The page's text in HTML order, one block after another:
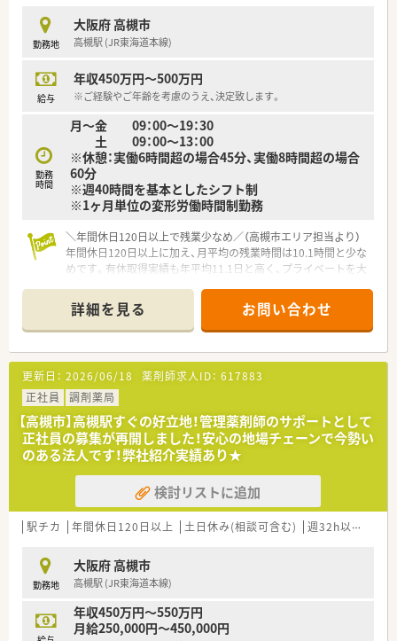
勤務地
大阪府 高槻市
高槻駅 (JR東海道本線)
給与
年収450万円～500万円
※ご経験やご年齢を考慮のうえ、決定致します。
勤務
時間
月～金 09：00～19：30
土 09：00～13：00
※休憩：実働6時間超の場合45分、実働8時間超の場合
60分
※週40時間を基本としたシフト制
※1ヶ月単位の変形労働時間制勤務
＼年間休日120日以上で残業少なめ／（高槻市エリア担当より）
年間休日120日以上に加え、月平均の残業時間は10.1時間と少な
めです。有休取得実績も年平均11.1日と高く、プライベートを大
＊------------------------------------------＊
【店舗情報と応需状況について】
■JR東海道本線の高槻駅から徒歩でわずか4分ほどの場所に位
置しており、毎日の電車通勤が非常にスムーズな好立地の店舗で
す。
■隣接している高槻病院からの処方箋を中心に受け付けており、
総合病院門前として多種多様な科目を学ぶことが可能です。
■1日あたりの処方箋応需枚数は100枚から150枚と多めです
が、常時4名から5名の厚い人員体制を配置して対応しています。
【想定される業務内容】
■高槻病院から応需する婦人科や小児科、皮膚科、耳鼻科、整形
外科、内科などの幅広い科目の調剤および監査業務を行います。
■電子薬歴システムである「GooCo」を使用し、患者様の過去の
薬歴を確認しながらスピーディーかつ丁寧に記録を入力しま
■LINEや電話を活用した段階的な服薬フォローに携わり、お薬
を渡した後も患者様の健康を継続的に支える役割を担います。
【職場環境と雰囲気】
■新入社員アンケートの約8割が「薬局の雰囲気の良さ」を入社
理由に挙げており、非常に風通しがよく馴染みやすい店舗です。
詳細を見る お問い合わせ
更新日： 2026/06/18 薬剤師求人ID： 617883
正社員
調剤薬局
【高槻市】高槻駅すぐの好立地！管理薬剤師のサポートとして
正社員の募集が再開しました！安心の地場チェーンで今勢い
のある法人です！弊社紹介実績あり★
検討リストに追加
駅チカ 年間休日120日以上 土日休み(相談可含む) 週32h以上
勤務地
大阪府 高槻市
高槻駅 (JR東海道本線)
年収450万円～550万円
月給250,000円～450,000円